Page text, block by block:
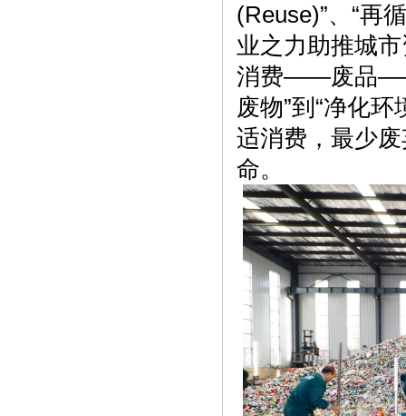
(Reuse)”、“再
业之力助推城
消费——废品——
废物”到“净化
适消费，最少
命。